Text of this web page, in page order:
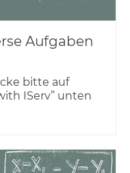
Aufgaben
bitte auf
IServ” unten